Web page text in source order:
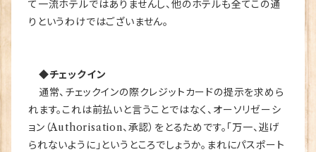
て一流ホテルではありませんし、他のホテルも全てこの通
りというわけではございません。
◆チェックイン
通常、チェックインの際クレジットカードの提示を求めら
れます。これは前払いと言うことではなく、オーソリゼーシ
ョン（Authorisation、承認）をとるためです。「万一、逃げ
られないように」というところでしょうか。まれにパスポート